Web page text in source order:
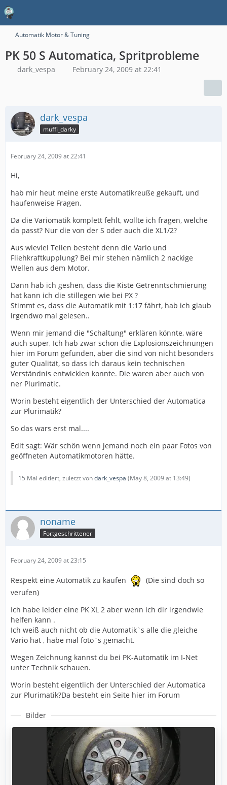
Automatik Motor & Tuning
PK 50 S Automatica, Spritprobleme
dark_vespa February 24, 2009 at 22:41
dark_vespa
muffi_darky
February 24, 2009 at 22:41
Hi,
hab mir heut meine erste Automatikreuße gekauft, und
haufenweise Fragen.
Da die Variomatik komplett fehlt, wollte ich fragen, welche
da passt? Nur die von der S oder auch die XL1/2?
Aus wieviel Teilen besteht denn die Vario und
Fliehkraftkupplung? Bei mir stehen nämlich 2 nackige
Wellen aus dem Motor.
Dann hab ich geshen, dass die Kiste Getrenntschmierung
hat kann ich die stillegen wie bei PX ?
Stimmt es, dass die Automatik mit 1:17 fährt, hab ich glaub
irgendwo mal gelesen..
Wenn mir jemand die "Schaltung" erklären könnte, wäre
auch super, Ich hab zwar schon die Explosionszeichnungen
hier im Forum gefunden, aber die sind von nicht besonders
guter Qualität, so dass ich daraus kein technischen
Verständnis entwicklen konnte. Die waren aber auch von
ner Plurimatic.
Worin besteht eigentlich der Unterschied der Automatica
zur Plurimatik?
So das wars erst mal....
Edit sagt: Wär schön wenn jemand noch ein paar Fotos von
geöffneten Automatikmotoren hätte.
15 Mal editiert, zuletzt vondark_vespa (May 8, 2009 at 13:49)
noname
Fortgeschrittener
February 24, 2009 at 23:15
Respekt eine Automatik zu kaufen
(Die sind doch so
verufen)
Ich habe leider eine PK XL 2 aber wenn ich dir irgendwie
helfen kann .
Ich weiß auch nicht ob die Automatik`s alle die gleiche
Vario hat , habe mal foto`s gemacht.
Wegen Zeichnung kannst du bei PK-Automatik im I-Net
unter Technik schauen.
Worin besteht eigentlich der Unterschied der Automatica
zur Plurimatik?Da besteht ein Seite hier im Forum
Bilder